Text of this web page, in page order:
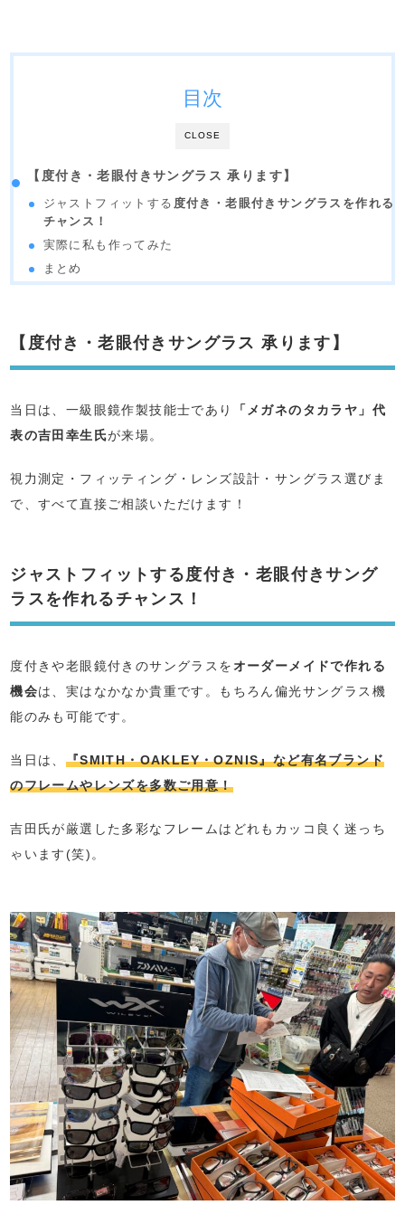
CLOSE
目次
【度付き・老眼付きサングラス 承ります】
ジャストフィットする 度付き・老眼付きサングラスを作れる
チャンス！
実際に私も作ってみた
まとめ
【度付き・老眼付きサングラス 承ります】
当日は、一級眼鏡作製技能士であり
「メガネのタカラヤ」代
表の吉田幸生氏が来場。
視力測定・フィッティング・レンズ設計・サングラス選びま
で、すべて直接ご相談いただけます！
ジャストフィットする 度付き・老眼付きサング
ラスを作れるチャンス！
度付きや老眼鏡付きのサングラスをオーダーメイドで作れる
機会は、実はなかなか貴重です。もちろん偏光サングラス機
能のみも可能です。
当日は、 『SMITH・OAKLEY・OZNIS』など有名ブランド
のフレームやレンズを多数ご用意！
吉田氏が厳選した多彩なフレームはどれもカッコ良く迷っち
ゃいます(笑)。